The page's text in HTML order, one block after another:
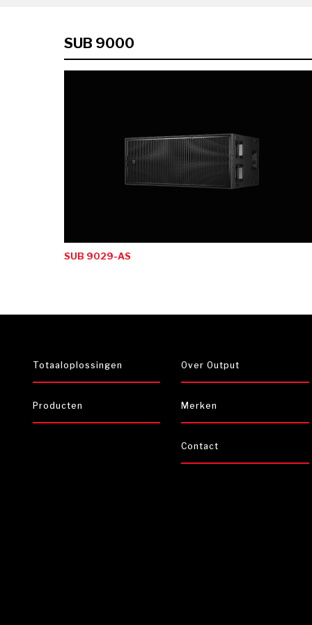
dnp screens
Brainstorm
SUB 9000
SUB 9029-AS
Totaaloplossingen Over Output
Producten Merken
Contact